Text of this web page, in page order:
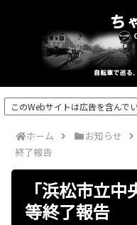
このWebサイトは広告を含んで
ホーム お知らせ
終了報告
「浜松市立
等終了報告